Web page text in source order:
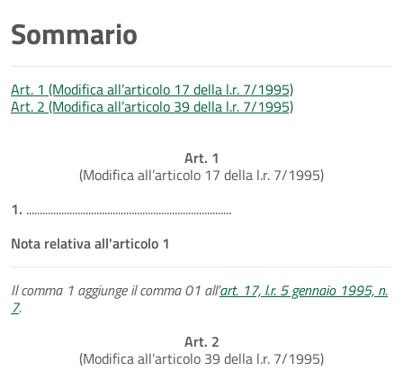
Sommario
Art. 1 (Modifica all’articolo 17 della l.r. 7/1995)
Art. 2 (Modifica all’articolo 39 della l.r. 7/1995)
Art. 1
(Modifica all’articolo 17 della l.r. 7/1995)
1. ............................................................................
Nota relativa all'articolo 1
Il comma 1 aggiunge il comma 01 all’art. 17, l.r. 5 gennaio 1995, n.
7.
Art. 2
(Modifica all’articolo 39 della l.r. 7/1995)